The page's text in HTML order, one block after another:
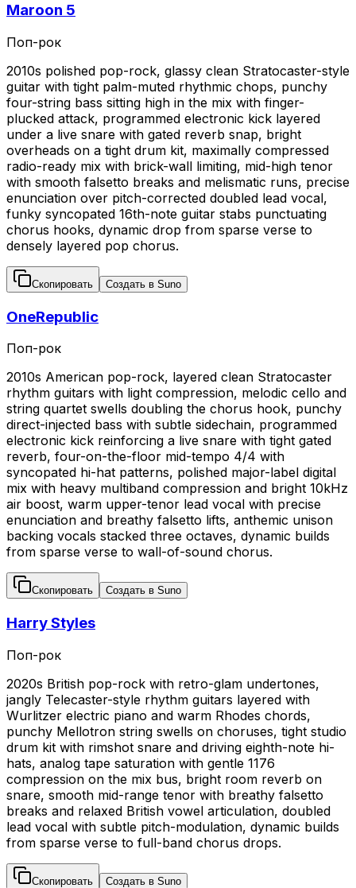
Maroon 5
Поп-рок
2010s polished pop-rock, glassy clean Stratocaster-style
guitar with tight palm-muted rhythmic chops, punchy
four-string bass sitting high in the mix with finger-
plucked attack, programmed electronic kick layered
under a live snare with gated reverb snap, bright
overheads on a tight drum kit, maximally compressed
radio-ready mix with brick-wall limiting, mid-high tenor
with smooth falsetto breaks and melismatic runs, precise
enunciation over pitch-corrected doubled lead vocal,
funky syncopated 16th-note guitar stabs punctuating
chorus hooks, dynamic drop from sparse verse to
densely layered pop chorus.
Скопировать Создать в Suno
OneRepublic
Поп-рок
2010s American pop-rock, layered clean Stratocaster
rhythm guitars with light compression, melodic cello and
string quartet swells doubling the chorus hook, punchy
direct-injected bass with subtle sidechain, programmed
electronic kick reinforcing a live snare with tight gated
reverb, four-on-the-floor mid-tempo 4/4 with
syncopated hi-hat patterns, polished major-label digital
mix with heavy multiband compression and bright 10kHz
air boost, warm upper-tenor lead vocal with precise
enunciation and breathy falsetto lifts, anthemic unison
backing vocals stacked three octaves, dynamic builds
from sparse verse to wall-of-sound chorus.
Скопировать Создать в Suno
Harry Styles
Поп-рок
2020s British pop-rock with retro-glam undertones,
jangly Telecaster-style rhythm guitars layered with
Wurlitzer electric piano and warm Rhodes chords,
punchy Mellotron string swells on choruses, tight studio
drum kit with rimshot snare and driving eighth-note hi-
hats, analog tape saturation with gentle 1176
compression on the mix bus, bright room reverb on
snare, smooth mid-range tenor with breathy falsetto
breaks and relaxed British vowel articulation, doubled
lead vocal with subtle pitch-modulation, dynamic builds
from sparse verse to full-band chorus drops.
Скопировать Создать в Suno